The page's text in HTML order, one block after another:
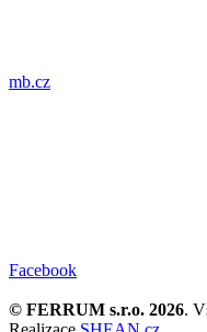
mb.cz
Facebook
© FERRUM s.r.o. 2026.